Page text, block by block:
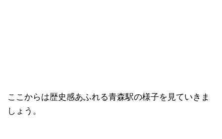
ここからは歴史感あふれる青森駅の様子を見ていきま
しょう。